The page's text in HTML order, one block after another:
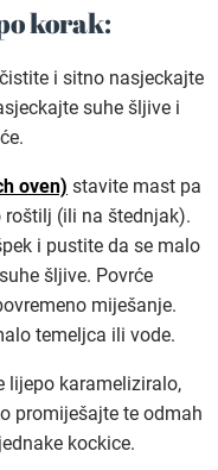
korak:
i sitno nasjeckajte
suhe šljive i
oven) stavite mast pa
(ili na štednjak).
i pustite da se malo
šljive. Povrće
miješanje.
temeljca ili vode.
lijepo karameliziralo,
promiješajte te odmah
kockice.